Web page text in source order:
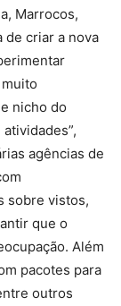
Marrocos,
criar a nova
nicho do
agências de
sobre vistos,
que o
Além
pacotes para
outros